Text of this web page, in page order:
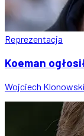
Reprezentacja
Koeman
Wojciech